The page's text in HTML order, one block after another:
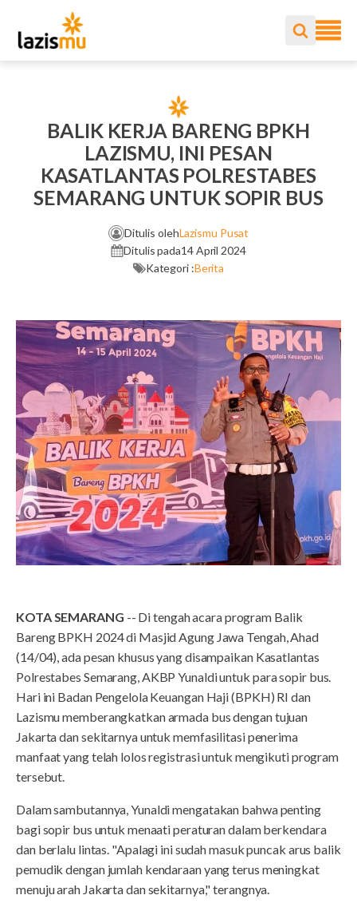
BALIK KERJA BARENG BPKH
LAZISMU, INI PESAN
KASATLANTAS POLRESTABES
SEMARANG UNTUK SOPIR BUS
Ditulis olehLazismu Pusat
Ditulis pada14 April 2024
Kategori :Berita
KOTA SEMARANG -- Di tengah acara program Balik
Bareng BPKH 2024 di Masjid Agung Jawa Tengah, Ahad
(14/04), ada pesan khusus yang disampaikan Kasatlantas
Polrestabes Semarang, AKBP Yunaldi untuk para sopir bus.
Hari ini Badan Pengelola Keuangan Haji (BPKH) RI dan
Lazismu memberangkatkan armada bus dengan tujuan
Jakarta dan sekitarnya untuk memfasilitasi penerima
manfaat yang telah lolos registrasi untuk mengikuti program
tersebut.
Dalam sambutannya, Yunaldi mengatakan bahwa penting
bagi sopir bus untuk menaati peraturan dalam berkendara
dan berlalu lintas. "Apalagi ini sudah masuk puncak arus balik
pemudik dengan jumlah kendaraan yang terus meningkat
menuju arah Jakarta dan sekitarnya," terangnya.